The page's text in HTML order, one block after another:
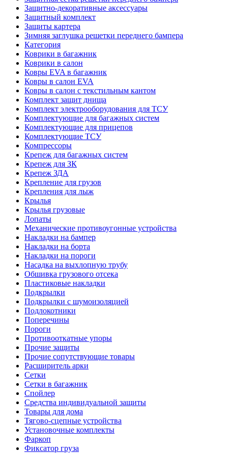
Защитно-декоративные аксессуары
Защитный комплект
Защиты картера
Зимняя заглушка решетки переднего бампера
Категория
Коврики в багажник
Коврики в салон
Ковры EVA в багажник
Ковры в салон EVA
Ковры в салон с текстильным кантом
Комплект защит днища
Комплект электрооборудования для ТСУ
Комплектующие для багажных систем
Комплектующие для прицепов
Комплектующие ТСУ
Компрессоры
Крепеж для багажных систем
Крепеж для ЗК
Крепеж ЗДА
Крепление для грузов
Крепления для лыж
Крылья
Крылья грузовые
Лопаты
Механические противоугонные устройства
Накладки на бампер
Накладки на борта
Накладки на пороги
Насадка на выхлопную трубу
Обшивка грузового отсека
Пластиковые накладки
Подкрылки
Подкрылки с шумоизоляцией
Подлокотники
Поперечины
Пороги
Противооткатные упоры
Прочие защиты
Прочие сопутствующие товары
Расширитель арки
Сетки
Сетки в багажник
Спойлер
Средства индивидуальной защиты
Товары для дома
Тягово-сцепные устройства
Установочные комплекты
Фаркоп
Фиксатор груза